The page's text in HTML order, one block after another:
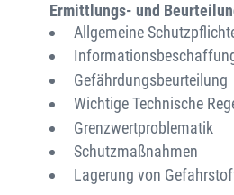
Ermittlungs- und
Allgemeine
Gefährdungsbeurteilung
Wichtige Technische
Grenzwertproblematik
Schutzmaßnahmen
Lagerung von